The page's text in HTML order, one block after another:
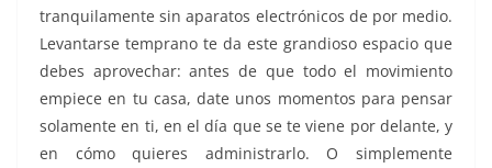
tranquilamente sin aparatos electrónicos de por medio.
Levantarse temprano te da este grandioso espacio que
debes aprovechar: antes de que todo el movimiento
empiece en tu casa, date unos momentos para pensar
solamente en ti, en el día que se te viene por delante, y
en cómo quieres administrarlo. O simplemente